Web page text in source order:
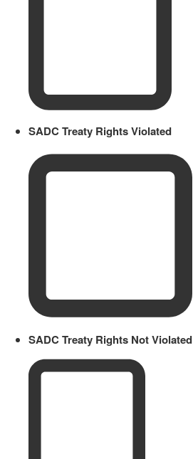
SADC Treaty Rights Violated
SADC Treaty Rights Not Violated